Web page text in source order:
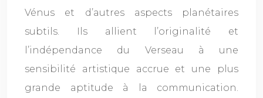
Vénus et d’autres aspects planétaires
subtils. Ils allient l’originalité et
l’indépendance du Verseau à une
sensibilité artistique accrue et une plus
grande aptitude à la communication.